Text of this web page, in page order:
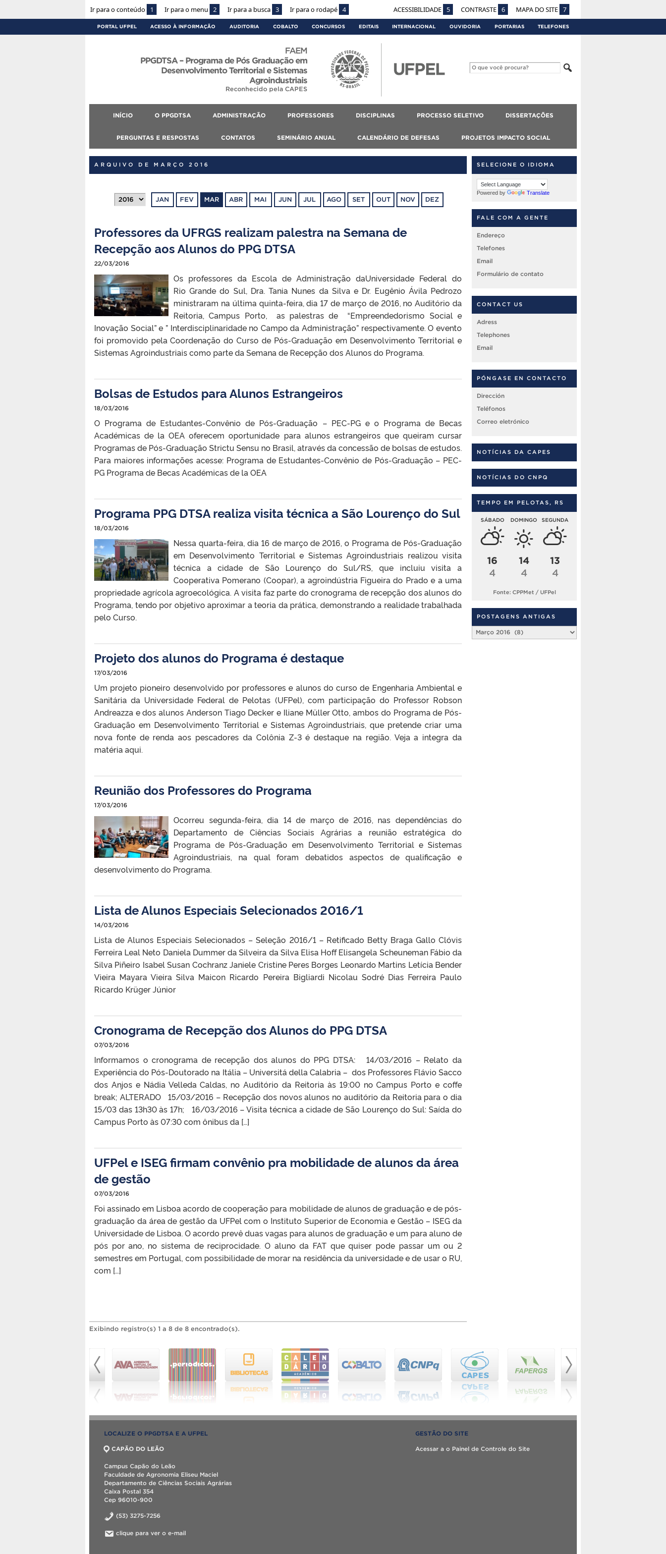
Ir para o conteúdo 1 Ir para o menu 2 Ir para a busca 3 Ir para o rodapé 4 ACESSIBILIDADE 5 CONTRASTE 6 MAPA DO SITE 7
PORTAL UFPEL ACESSO À INFORMAÇÃO AUDITORIA COBALTO CONCURSOS EDITAIS INTERNACIONAL OUVIDORIA PORTARIAS TELEFONES
FAEM
PPGDTSA – Programa de Pós Graduação em
Desenvolvimento Territorial e Sistemas
Agroindustriais
Reconhecido pela CAPES
INÍCIO O PPGDTSA ADMINISTRAÇÃO PROFESSORES DISCIPLINAS PROCESSO SELETIVO DISSERTAÇÕES
PERGUNTAS E RESPOSTAS CONTATOS SEMINÁRIO ANUAL CALENDÁRIO DE DEFESAS PROJETOS IMPACTO SOCIAL
ARQUIVO DE MARÇO 2016
JAN FEV MAR ABR MAI JUN JUL AGO SET OUT NOV DEZ
Professores da UFRGS realizam palestra na Semana de
Recepção aos Alunos do PPG DTSA
22/03/2016
Os professores da Escola de Administração daUniversidade Federal do
Rio Grande do Sul, Dra. Tania Nunes da Silva e Dr. Eugênio Ávila Pedrozo
ministraram na última quinta-feira, dia 17 de março de 2016, no Auditório da
Reitoria, Campus Porto, as palestras de “Empreendedorismo Social e
Inovação Social” e ” Interdisciplinaridade no Campo da Administração” respectivamente. O evento
foi promovido pela Coordenação do Curso de Pós-Graduação em Desenvolvimento Territorial e
Sistemas Agroindustriais como parte da Semana de Recepção dos Alunos do Programa.
Bolsas de Estudos para Alunos Estrangeiros
18/03/2016
O Programa de Estudantes-Convênio de Pós-Graduação – PEC-PG e o Programa de Becas
Académicas de la OEA oferecem oportunidade para alunos estrangeiros que queiram cursar
Programas de Pós-Graduação Strictu Sensu no Brasil, através da concessão de bolsas de estudos.
Para maiores informações acesse: Programa de Estudantes-Convênio de Pós-Graduação – PEC-
PG Programa de Becas Académicas de la OEA
Programa PPG DTSA realiza visita técnica a São Lourenço do Sul
18/03/2016
Nessa quarta-feira, dia 16 de março de 2016, o Programa de Pós-Graduação
em Desenvolvimento Territorial e Sistemas Agroindustriais realizou visita
técnica a cidade de São Lourenço do Sul/RS, que incluiu visita a
Cooperativa Pomerano (Coopar), a agroindústria Figueira do Prado e a uma
propriedade agrícola agroecológica. A visita faz parte do cronograma de recepção dos alunos do
Programa, tendo por objetivo aproximar a teoria da prática, demonstrando a realidade trabalhada
pelo Curso.
Projeto dos alunos do Programa é destaque
17/03/2016
Um projeto pioneiro desenvolvido por professores e alunos do curso de Engenharia Ambiental e
Sanitária da Universidade Federal de Pelotas (UFPel), com participação do Professor Robson
Andreazza e dos alunos Anderson Tiago Decker e Iliane Müller Otto, ambos do Programa de Pós-
Graduação em Desenvolvimento Territorial e Sistemas Agroindustriais, que pretende criar uma
nova fonte de renda aos pescadores da Colônia Z-3 é destaque na região. Veja a integra da
matéria aqui.
Reunião dos Professores do Programa
17/03/2016
Ocorreu segunda-feira, dia 14 de março de 2016, nas dependências do
Departamento de Ciências Sociais Agrárias a reunião estratégica do
Programa de Pós-Graduação em Desenvolvimento Territorial e Sistemas
Agroindustriais, na qual foram debatidos aspectos de qualificação e
desenvolvimento do Programa.
Lista de Alunos Especiais Selecionados 2016/1
14/03/2016
Lista de Alunos Especiais Selecionados – Seleção 2016/1 – Retificado Betty Braga Gallo Clóvis
Ferreira Leal Neto Daniela Dummer da Silveira da Silva Elisa Hoff Elisangela Scheuneman Fábio da
Silva Piñeiro Isabel Susan Cochranz Janiele Cristine Peres Borges Leonardo Martins Letícia Bender
Vieira Mayara Vieira Silva Maicon Ricardo Pereira Bigliardi Nicolau Sodré Dias Ferreira Paulo
Ricardo Krüger Júnior
Cronograma de Recepção dos Alunos do PPG DTSA
07/03/2016
Informamos o cronograma de recepção dos alunos do PPG DTSA: 14/03/2016 – Relato da
Experiência do Pós-Doutorado na Itália – Universitá della Calabria – dos Professores Flávio Sacco
dos Anjos e Nádia Velleda Caldas, no Auditório da Reitoria às 19:00 no Campus Porto e coffe
break; ALTERADO 15/03/2016 – Recepção dos novos alunos no auditório da Reitoria para o dia
15/03 das 13h30 às 17h; 16/03/2016 – Visita técnica a cidade de São Lourenço do Sul: Saída do
Campus Porto às 07:30 com ônibus da […]
UFPel e ISEG firmam convênio pra mobilidade de alunos da área
de gestão
07/03/2016
Foi assinado em Lisboa acordo de cooperação para mobilidade de alunos de graduação e de pós-
graduação da área de gestão da UFPel com o Instituto Superior de Economia e Gestão – ISEG da
Universidade de Lisboa. O acordo prevê duas vagas para alunos de graduação e um para aluno de
pós por ano, no sistema de reciprocidade. O aluno da FAT que quiser pode passar um ou 2
semestres em Portugal, com possibilidade de morar na residência da universidade e de usar o RU,
com […]
Exibindo registro(s) 1 a 8 de 8 encontrado(s).
SELECIONE O IDIOMA
Powered by Translate
FALE COM A GENTE
Endereço
Telefones
Email
Formulário de contato
CONTACT US
Adress
Telephones
Email
PÓNGASE EN CONTACTO
Dirección
Teléfonos
Correo eletrónico
NOTÍCIAS DA CAPES
NOTÍCIAS DO CNPQ
TEMPO EM PELOTAS, RS
SÁBADO
16
4
DOMINGO
14
4
SEGUNDA
13
4
Fonte: CPPMet / UFPel
POSTAGENS ANTIGAS
Postagens
Antigas
LOCALIZE O PPGDTSA E A UFPEL
CAPÃO DO LEÃO
Campus Capão do Leão
Faculdade de Agronomia Eliseu Maciel
Departamento de Ciências Sociais Agrárias
Caixa Postal 354
Cep 96010-900
(53) 3275-7256
clique para ver o e-mail
GESTÃO DO SITE
Acessar a o Painel de Controle do Site